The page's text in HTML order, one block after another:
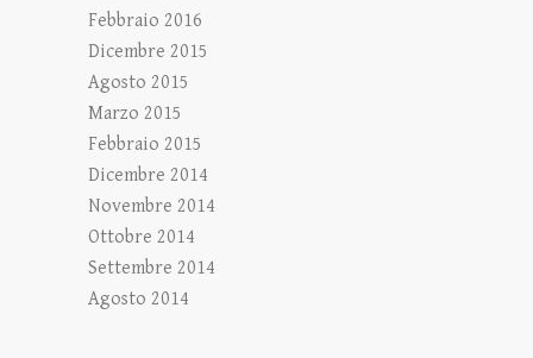
Febbraio 2016
Dicembre 2015
Agosto 2015
Marzo 2015
Febbraio 2015
Dicembre 2014
Novembre 2014
Ottobre 2014
Settembre 2014
Agosto 2014